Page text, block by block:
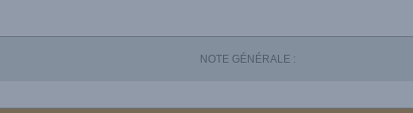
NOTE GÉNÉRALE :